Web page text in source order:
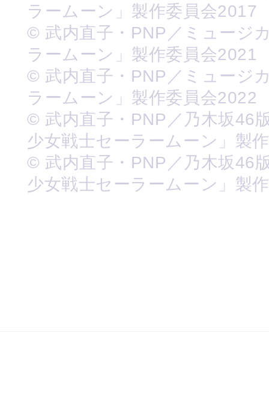
ラームーン」製作委員会2017
© 武内直子・PNP／ミュージ
ラームーン」製作委員会2021
© 武内直子・PNP／ミュージ
ラームーン」製作委員会2022
© 武内直子・PNP／乃木坂46
少女戦士セーラームーン」製
© 武内直子・PNP／乃木坂46
少女戦士セーラームーン」製